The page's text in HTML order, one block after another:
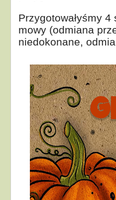
Przygotowałyśmy
mowy (odmiana
niedokonane,